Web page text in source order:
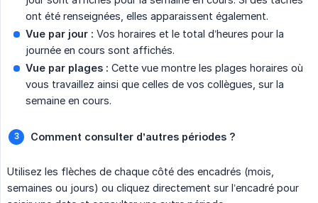
ont été renseignées, elles apparaissent également.
Vue par jour : Vos horaires et le total d’heures pour la
journée en cours sont affichés.
Vue par plages : Cette vue montre les plages horaires où
vous travaillez ainsi que celles de vos collègues, sur la
semaine en cours.
Comment consulter d’autres périodes ?
Utilisez les flèches de chaque côté des encadrés (mois,
semaines ou jours) ou cliquez directement sur l’encadré pour